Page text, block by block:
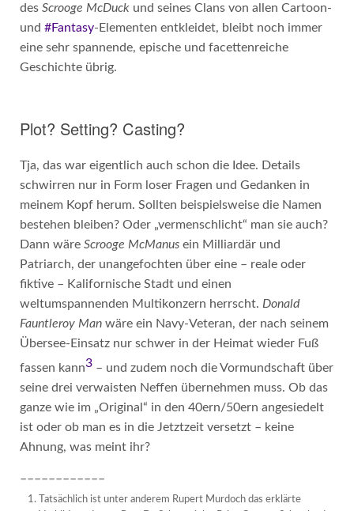
des Scrooge McDuckund seines Clans von allen Cartoon-
und #Fantasy-Elementen entkleidet, bleibt noch immer
eine sehr spannende, epische und facettenreiche
Geschichte übrig.
Plot? Setting? Casting?
Tja, das war eigentlich auch schon die Idee. Details
schwirren nur in Form loser Fragen und Gedanken in
meinem Kopf herum. Sollten beispielsweise die Namen
bestehen bleiben? Oder „vermenschlicht“ man sie auch?
Dann wäre Scrooge McManusein Milliardär und
Patriarch, der unangefochten über eine – reale oder
fiktive – Kalifornische Stadt und einen
weltumspannenden Multikonzern herrscht. Donald
Fauntleroy Manwäre ein Navy-Veteran, der nach seinem
Übersee-Einsatz nur schwer in der Heimat wieder Fuß
fassen kann3– und zudem noch die Vormundschaft über
seine drei verwaisten Neffen übernehmen muss. Ob das
ganze wie im „Original“ in den 40ern/50ern angesiedelt
ist oder ob man es in die Jetztzeit versetzt – keine
Ahnung, was meint ihr?
––––––––––––
Tatsächlich ist unter anderem Rupert Murdoch das erklärte